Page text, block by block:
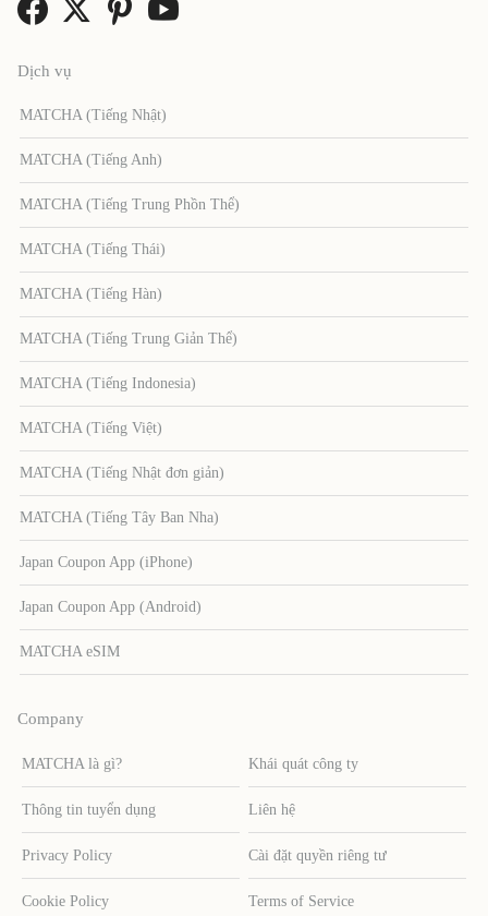
Dịch vụ
MATCHA (Tiếng Nhật)
MATCHA (Tiếng Anh)
MATCHA (Tiếng Trung Phồn Thể)
MATCHA (Tiếng Thái)
MATCHA (Tiếng Hàn)
MATCHA (Tiếng Trung Giản Thể)
MATCHA (Tiếng Indonesia)
MATCHA (Tiếng Việt)
MATCHA (Tiếng Nhật đơn giản)
MATCHA (Tiếng Tây Ban Nha)
Japan Coupon App (iPhone)
Japan Coupon App (Android)
MATCHA eSIM
Company
MATCHA là gì? Khái quát công ty
Thông tin tuyển dụng Liên hệ
Privacy Policy Cài đặt quyền riêng tư
Cookie Policy Terms of Service